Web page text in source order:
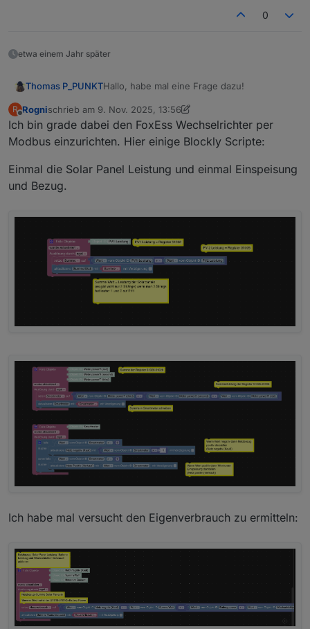
0
etwa einem Jahr später
Thomas P_PUNKTHallo, habe mal eine Frage dazu!
Sind die Zusatzgeräte erforderlich oder
kann man den WR direkt anzapfen?
Ich plane eine Umstellung auf ein anderes
Gerät und würde das gerne so einbinden
wollen, wie z. B. einen Sungrow, das ich
den über den IoBroker steuern kann!
Gruß
R
Offline
Rognischrieb am 9. Nov. 2025, 13:56
zuletzt editiert von Rogni 11. Okt. 2025, 09:01
Ich bin grade dabei den FoxEss Wechselrichter per
Modbus einzurichten. Hier einige Blockly Scripte:
Einmal die Solar Panel Leistung und einmal Einspeisung
und Bezug.
Ich habe mal versucht den Eigenverbrauch zu ermitteln: